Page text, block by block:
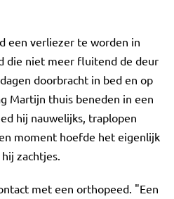
een verliezer te worden in
die niet meer fluitend de deur
doorbracht in bed en op
Martijn thuis beneden in een
hij nauwelijks, traplopen
moment hoefde het eigenlijk
zachtjes.
met een orthopeed. "Een